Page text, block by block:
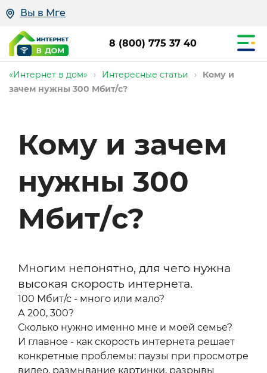
Вы в Мге
8 (800) 775 37 40
«Интернет в дом» › Интересные статьи ›
Кому и
зачем нужны 300 Мбит/c?
Кому и зачем
нужны 300
Мбит/c?
Многим непонятно, для чего нужна
высокая скорость интернета.
100 Мбит/с - много или мало?
А 200, 300?
Сколько нужно именно мне и моей семье?
И главное - как скорость интернета решает
конкретные проблемы: паузы при просмотре
видео, размывание картинки, разрывы